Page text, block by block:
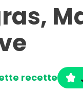
recette